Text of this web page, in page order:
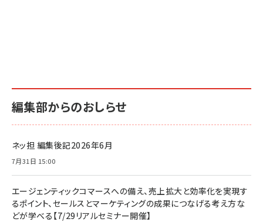
編集部からのおしらせ
ネッ担 編集後記2026年6月
7月31日 15:00
エージェンティックコマースへの備え、売上拡大と効率化を実現す
るポイント、セールスとマーケティングの成果につなげる考え方な
どが学べる【7/29リアルセミナー開催】